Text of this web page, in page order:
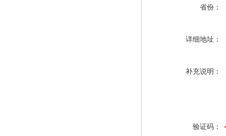
省份：
详细地址：
补充说明：
验证码：